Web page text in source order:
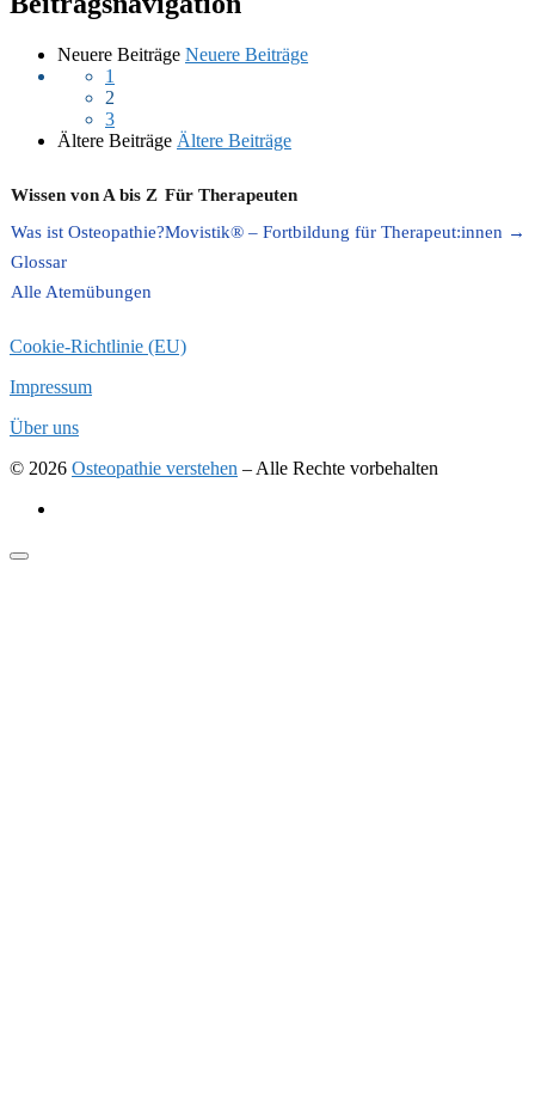
Neuere Beiträge Neuere Beiträge
1
2
3
Ältere Beiträge Ältere Beiträge
Wissen von A bis Z
Was ist Osteopathie?
Glossar
Alle Atemübungen
Für Therapeuten
Movistik® – Fortbildung für Therapeut:innen →
Cookie-Richtlinie (EU)
Impressum
Über uns
© 2026 Osteopathie verstehen – Alle Rechte vorbehalten